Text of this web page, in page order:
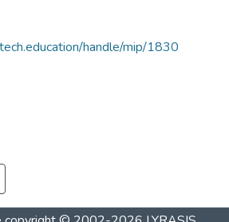
handle/mip/1830